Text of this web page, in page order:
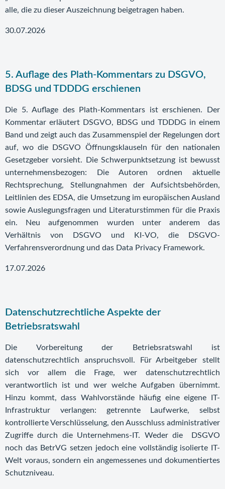
alle, die zu dieser Auszeichnung beigetragen haben.
30.07.2026
5. Auflage des Plath-Kommentars zu DSGVO,
BDSG und TDDDG erschienen
Die 5. Auflage des Plath-Kommentars ist erschienen. Der
Kommentar erläutert DSGVO, BDSG und TDDDG in einem
Band und zeigt auch das Zusammenspiel der Regelungen dort
auf, wo die DSGVO Öffnungsklauseln für den nationalen
Gesetzgeber vorsieht. Die Schwerpunktsetzung ist bewusst
unternehmensbezogen: Die Autoren ordnen aktuelle
Rechtsprechung, Stellungnahmen der Aufsichtsbehörden,
Leitlinien des EDSA, die Umsetzung im europäischen Ausland
sowie Auslegungsfragen und Literaturstimmen für die Praxis
ein. Neu aufgenommen wurden unter anderem das
Verhältnis von DSGVO und KI-VO, die DSGVO-
Verfahrensverordnung und das Data Privacy Framework.
17.07.2026
Datenschutzrechtliche Aspekte der
Betriebsratswahl
Die Vorbereitung der Betriebsratswahl ist
datenschutzrechtlich anspruchsvoll. Für Arbeitgeber stellt
sich vor allem die Frage, wer datenschutzrechtlich
verantwortlich ist und wer welche Aufgaben übernimmt.
Hinzu kommt, dass Wahlvorstände häufig eine eigene IT-
Infrastruktur verlangen: getrennte Laufwerke, selbst
kontrollierte Verschlüsselung, den Ausschluss administrativer
Zugriffe durch die Unternehmens-IT. Weder die DSGVO
noch das BetrVG setzen jedoch eine vollständig isolierte IT-
Welt voraus, sondern ein angemessenes und dokumentiertes
Schutzniveau.